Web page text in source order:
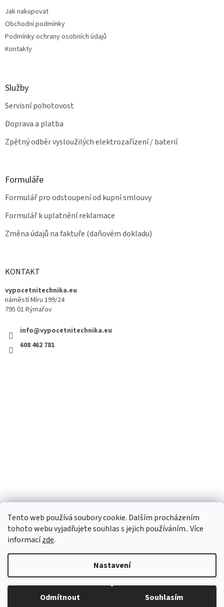
Tento web používá soubory cookie. Dalším procházením
tohoto webu vyjadřujete souhlas s jejich používáním.. Více
informacízde.
Nastavení
Odmítnout Souhlasím
Jak nakupovat
Obchodní podmínky
Podmínky ochrany osobních údajů
Kontakty
Služby
Servisní pohotovost
Doprava a platba
Zpětný odběr vysloužilých elektrozařízení / baterií
Formuláře
Formulář pro odstoupení od kupní smlouvy
Formulář k uplatnění reklamace
Změna údajů na faktuře (daňovém dokladu)
KONTAKT
vypocetnitechnika.eu
náměstí Míru 199/24
795 01 Rýmařov
info@vypocetnitechnika.eu
608 462 781
Copyright 2026vypocetnitechnika.eu. Všechna práva vyhrazena.
Upravit nastavení cookies